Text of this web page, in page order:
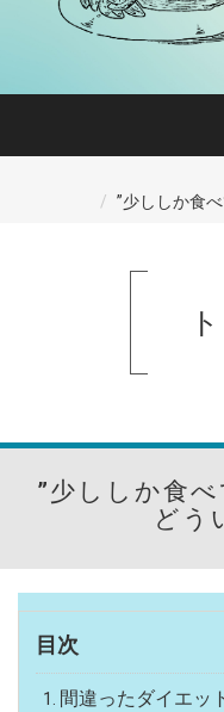
”少ししか食
”少ししか食
どう
目次
間違ったダイエッ